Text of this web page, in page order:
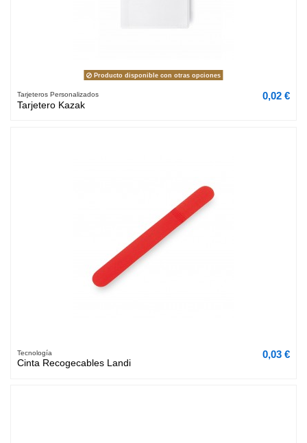
Producto disponible con otras opciones
Tarjeteros Personalizados
Tarjetero Kazak
0,02 €
Tecnología
Cinta Recogecables Landi
0,03 €